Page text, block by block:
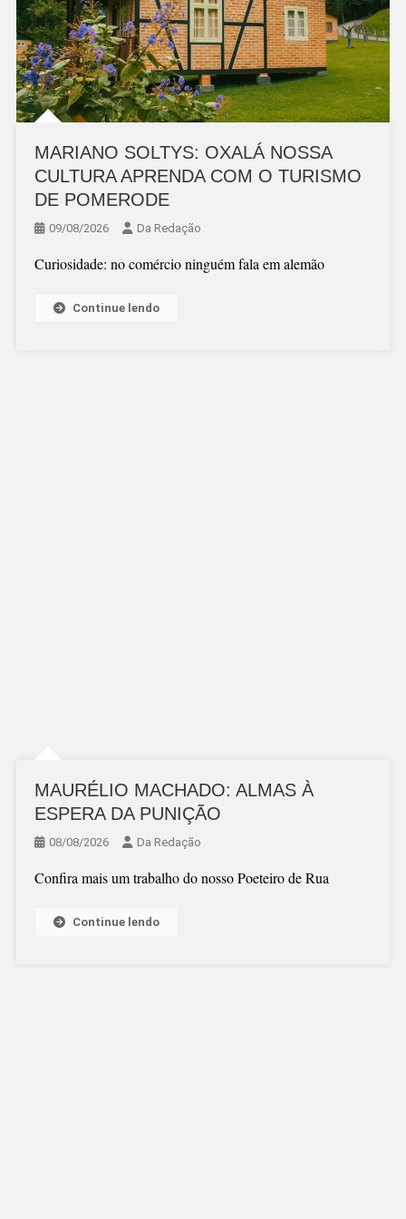
MARIANO SOLTYS: OXALÁ NOSSA
CULTURA APRENDA COM O TURISMO
DE POMERODE
09/08/2026 Da Redação
Curiosidade: no comércio ninguém fala em alemão
Continue lendo
MAURÉLIO MACHADO: ALMAS À
ESPERA DA PUNIÇÃO
08/08/2026 Da Redação
Confira mais um trabalho do nosso Poeteiro de Rua
Continue lendo